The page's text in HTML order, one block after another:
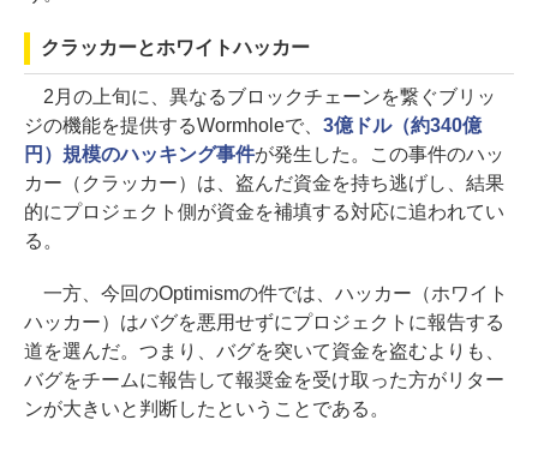
クラッカーとホワイトハッカー
2月の上旬に、異なるブロックチェーンを繋ぐブリッ
ジの機能を提供するWormholeで、 3億ドル（約340億
円）規模のハッキング事件が発生した。この事件のハッ
カー（クラッカー）は、盗んだ資金を持ち逃げし、結果
的にプロジェクト側が資金を補填する対応に追われてい
る。
一方、今回のOptimismの件では、ハッカー（ホワイト
ハッカー）はバグを悪用せずにプロジェクトに報告する
道を選んだ。つまり、バグを突いて資金を盗むよりも、
バグをチームに報告して報奨金を受け取った方がリター
ンが大きいと判断したということである。